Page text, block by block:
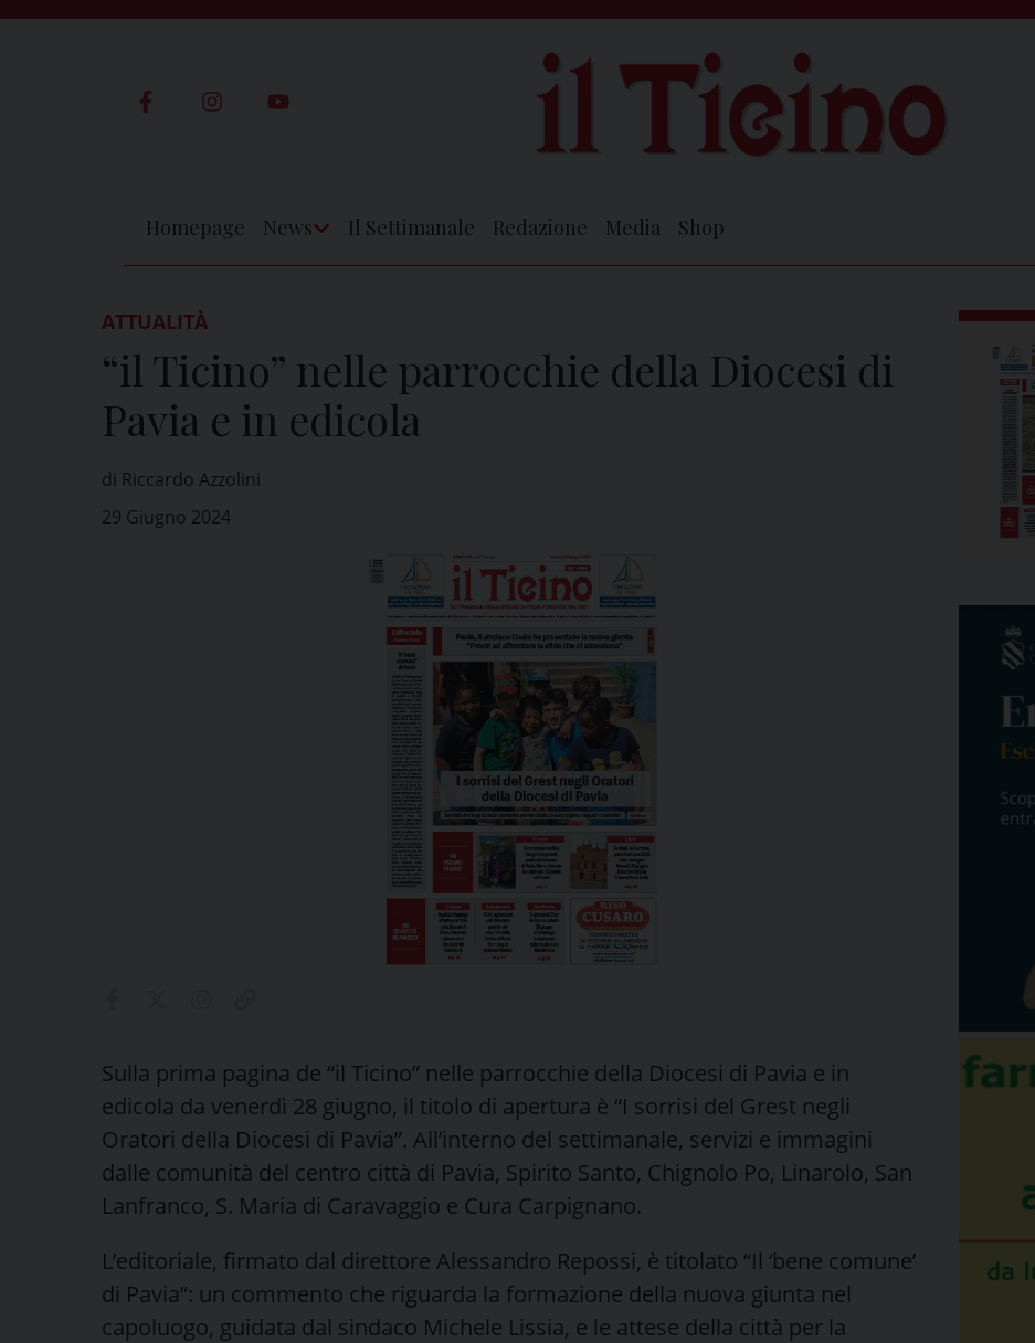
Homepage News Il Settimanale Redazione Media Shop
ATTUALITÀ
“il Ticino” nelle parrocchie della Diocesi di
Pavia e in edicola
di Riccardo Azzolini
29 Giugno 2024
Sulla prima pagina de “il Ticino” nelle parrocchie della Diocesi di Pavia e in
edicola da venerdì 28 giugno, il titolo di apertura è “I sorrisi del Grest negli
Oratori della Diocesi di Pavia”. All’interno del settimanale, servizi e immagini
dalle comunità del centro città di Pavia, Spirito Santo, Chignolo Po, Linarolo, San
Lanfranco, S. Maria di Caravaggio e Cura Carpignano.
L’editoriale, firmato dal direttore Alessandro Repossi, è titolato “Il ‘bene comune’
di Pavia”: un commento che riguarda la formazione della nuova giunta nel
capoluogo, guidata dal sindaco Michele Lissia, e le attese della città per la